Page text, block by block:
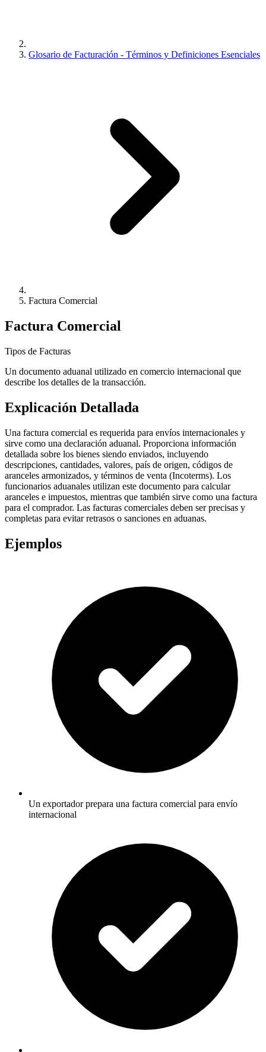
Glosario de Facturación - Términos y Definiciones Esenciales
Factura Comercial
Factura Comercial
Tipos de Facturas
Un documento aduanal utilizado en comercio internacional que
describe los detalles de la transacción.
Explicación Detallada
Una factura comercial es requerida para envíos internacionales y
sirve como una declaración aduanal. Proporciona información
detallada sobre los bienes siendo enviados, incluyendo
descripciones, cantidades, valores, país de origen, códigos de
aranceles armonizados, y términos de venta (Incoterms). Los
funcionarios aduanales utilizan este documento para calcular
aranceles e impuestos, mientras que también sirve como una factura
para el comprador. Las facturas comerciales deben ser precisas y
completas para evitar retrasos o sanciones en aduanas.
Ejemplos
Un exportador prepara una factura comercial para envío
internacional